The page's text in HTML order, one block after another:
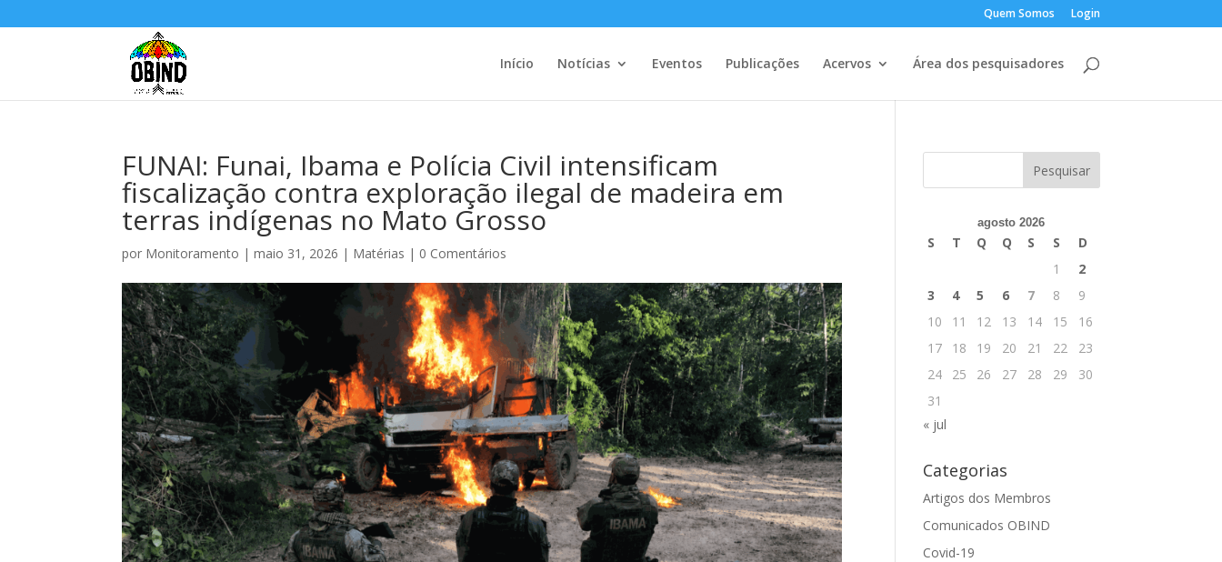
Quem Somos Login
Início Notícias Eventos Publicações Acervos Área dos pesquisadores
FUNAI: Funai, Ibama e Polícia Civil intensificam
fiscalização contra exploração ilegal de madeira em
terras indígenas no Mato Grosso
por Monitoramento |maio 31, 2026 | Matérias | 0 Comentários
agosto 2026
S T Q Q S S
D
1
2
3
4 5 6 7 8
9
10
11 12 13 14 15
16
17
18 19 20 21 22
23
24
25 26 27 28 29
30
31
« jul
Categorias
Artigos dos Membros
Comunicados OBIND
Covid-19